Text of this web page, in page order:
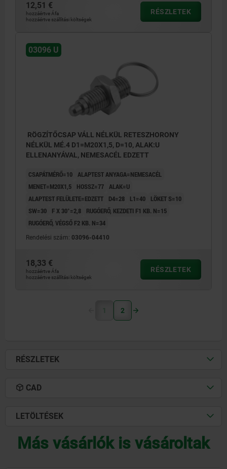
12,51 €
hozzáértve Áfa
hozzáértve szállítási költségek
RÉSZLETEK
03096 U
RÖGZÍTŐCSAP VÁLL NÉLKÜL RETESZHORONY
NÉLKÜL MÉ.4 D1=M20X1,5, D=10, ALAK:U
ELLENANYÁVAL, NEMESACÉL EDZETT
CSAPÁTMÉRŐ=10 ALAPTEST ANYAGA=NEMESACÉL
MENET=M20X1,5
HOSSZ=77 ALAK=U
ALAPTEST FELÜLETE=EDZETT
D4=28 L1=40
LÖKET S=10
SW=30
F X 30°=2,8
RUGÓERŐ, KEZDETI F1 KB. N=15
RUGÓERŐ, VÉGSŐ F2 KB. N=34
Rendelési szám: 03096-04410
18,33 €
hozzáértve Áfa
hozzáértve szállítási költségek
RÉSZLETEK
1 2
RÉSZLETEK
CAD
LETÖLTÉSEK
Más vásárlók is vásároltak